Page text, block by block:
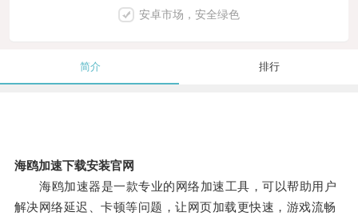
安卓市场，安全绿色
简介 排行
海鸥加速下载安装官网
海鸥加速器是一款专业的网络加速工具，可以帮助用户
解决网络延迟、卡顿等问题，让网页加载更快速，游戏流畅